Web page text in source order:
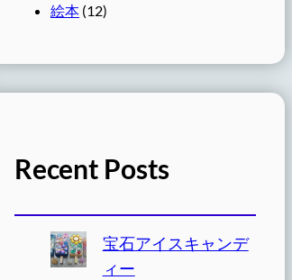
絵本 (12)
Recent Posts
宝石アイスキャンデ
ィー